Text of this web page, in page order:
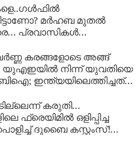
മര്‍ഹബ മുതല്‍
പ്രവാസികള്‍
|
കരങ്ങളോടെ അങ്ങ്
യുഎഇയിൽ നിന്ന് യുവതിയെ
ഇന്ത്യയിലെത്തിച്ചത്
കരുതി…
ഫ്രെയിമിൽ ഒളിപ്പിച്ച
ദുബൈ കസ്റ്റംസ്!